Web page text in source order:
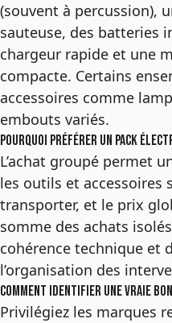
(souvent à percussion),
sauteuse, des batteries
chargeur rapide et une
compacte. Certains
accessoires comme
embouts variés.
Pourquoi préférer un pack
L’achat groupé permet
les outils et accessoires
transporter, et le prix
somme des achats
cohérence technique et
l’organisation des
Comment identifier une vraie
Privilégiez les marques